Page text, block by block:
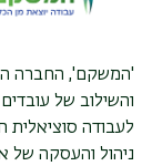
'המשקם', החברה
והשילוב של
לעבודה סוציאלית
ניהול והעסקה של